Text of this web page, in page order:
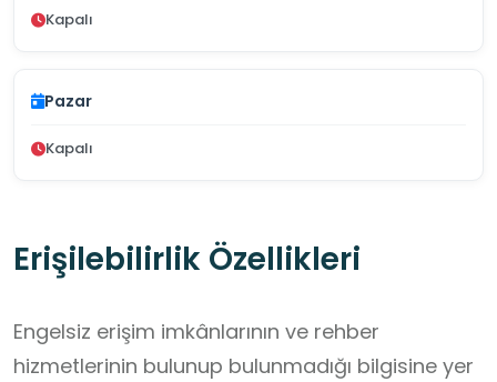
Kapalı
Pazar
Kapalı
Erişilebilirlik Özellikleri
Engelsiz erişim imkânlarının ve rehber
hizmetlerinin bulunup bulunmadığı bilgisine yer